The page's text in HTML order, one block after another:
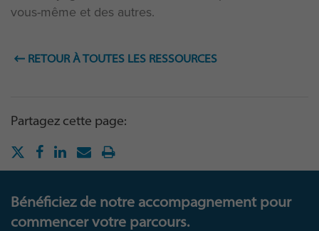
vous-même et des autres.
RETOUR À TOUTES LES RESSOURCES
Partagez cette page:
Bénéficiez de notre accompagnement pour
commencer votre parcours.